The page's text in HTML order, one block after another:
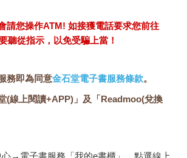
鍵條件，這些條件對發展體心能力與語言有
最後，第四章是「體心對話篇」，因為體心
讀取對方的心理狀態」，而是透過好奇心與
理解對方內心。 還有幾件事情我想向讀者說
寫過程中，參考了彼得・福納吉博士及其團
著作與研究成果，但這些理論多聚焦於臨床
關係中，在概念與練習方式上，與福納吉博
同。另外要特別提醒的是，對於經歷「依附
度匱乏的人來說，本書的效用會有所局限，
，請不要只單靠閱讀本書，而應尋求專業諮
其次，我所使用的「讀心」與「體心」雙系
請您操作ATM! 如接獲電話要求您前往
聽從指示，以免受騙上當！
務即為同意金石堂電子書服務條款。
(線上閱讀+APP)」及「Readmoo(兌換